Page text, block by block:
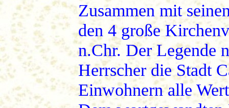
Zusammen mit
den 4 große
n.Chr. Der Legende
Herrscher die Stadt
Einwohnern alle